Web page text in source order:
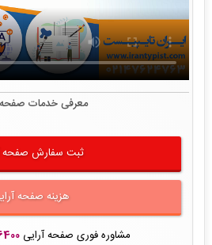
معرفی خدمات صفحه
ثبت سفارش صفحه
هزینه صفحه
مشاوره فوری صفحه آرایی